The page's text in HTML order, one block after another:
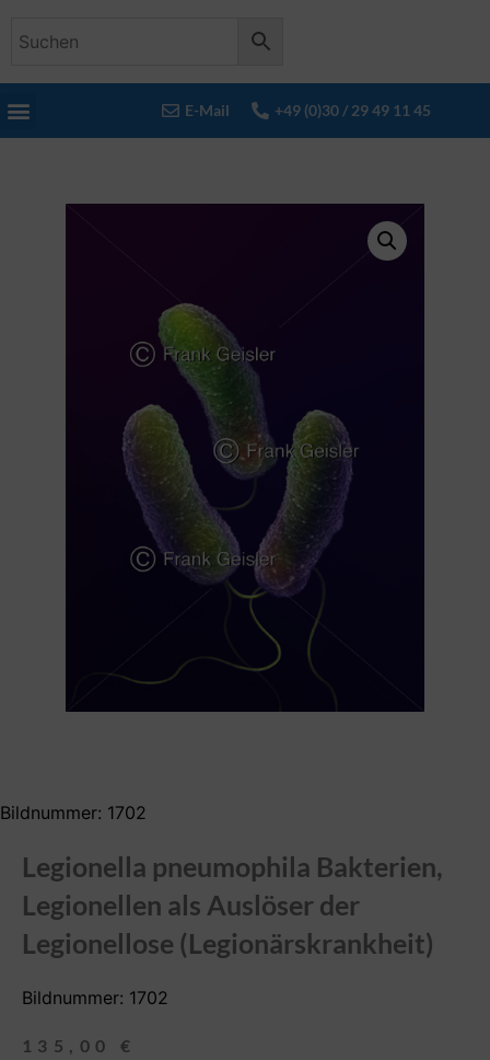
E-Mail +49 (0)30 / 29 49 11 45
Bildnummer: 1702
Legionella pneumophila Bakterien,
Legionellen als Auslöser der
Legionellose (Legionärskrankheit)
Bildnummer: 1702
135,00 €